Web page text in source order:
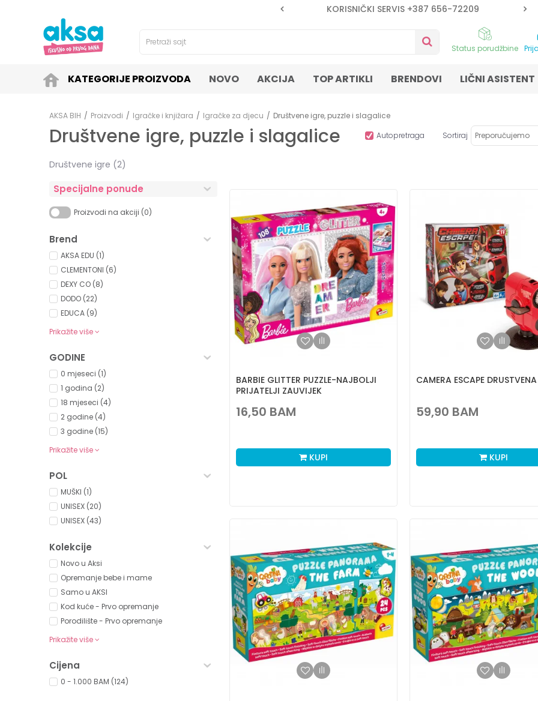
KORISNIČKI SERVIS +387 656-72209
Pretraži sajt
Status porudžbine
KATEGORIJE PROIZVODA NOVO AKCIJA TOP ARTIKLI BRENDOVI LIČNI ASISTENT
AKSA BIH Proizvodi Igračke i knjižara Igračke za djecu Društvene igre, puzzle i slagalice
Društvene igre, puzzle i slagalice Autopretraga Sortiraj
Društvene igre (2)
Specijalne ponude
Proizvodi na akciji (0)
Brend
AKSA EDU (1)
CLEMENTONI (6)
DEXY CO (8)
DODO (22)
EDUCA (9)
Prikažite više
GODINE
0 mjeseci (1)
1 godina (2)
18 mjeseci (4)
2 godine (4)
3 godine (15)
Prikažite više
POL
MUŠKI (1)
UNISEX (20)
UNISEX (43)
Kolekcije
Novo u Aksi
Opremanje bebe i mame
Samo u AKSI
Kod kuće - Prvo opremanje
Porodilište - Prvo opremanje
Prikažite više
Cijena
0 - 1.000 BAM (124)
BARBIE GLITTER PUZZLE-NAJBOLJI
PRIJATELJI ZAUVIJEK
16,50 BAM
KUPI
CAMERA ESCAPE
59,90 BAM
KUPI